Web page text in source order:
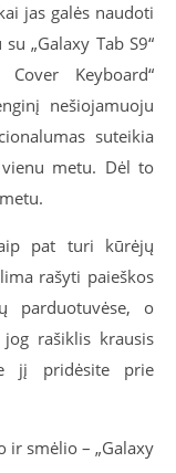
jas galės naudoti
„Galaxy Tab S9“
Keyboard“
nešiojamuoju
suteikia
metu. Dėl to
pat turi kūrėjų
rašyti paieškos
parduotuvėse, o
rašiklis krausis
jį pridėsite prie
ir smėlio – „Galaxy